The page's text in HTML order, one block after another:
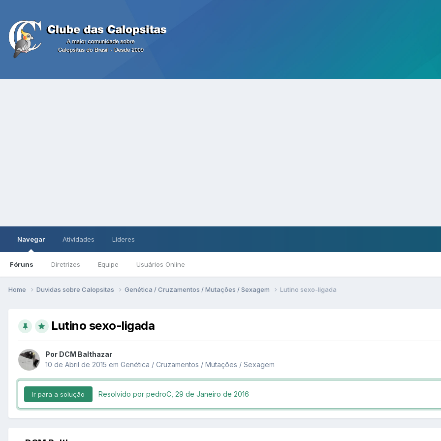
Navegar
Fóruns Diretrizes Equipe Usuários Online
Atividades Líderes
Home Duvidas sobre Calopsitas Genética / Cruzamentos / Mutações / Sexagem Lutino sexo-ligada
Lutino sexo-ligada
Por DCM Balthazar
10 de Abril de 2015 em Genética / Cruzamentos / Mutações / Sexagem
Ir para a solução Resolvido por pedroC, 29 de Janeiro de 2016